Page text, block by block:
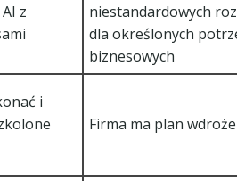
z
niestandardowych
dla określonych
biznesowych
i
Firma ma plan